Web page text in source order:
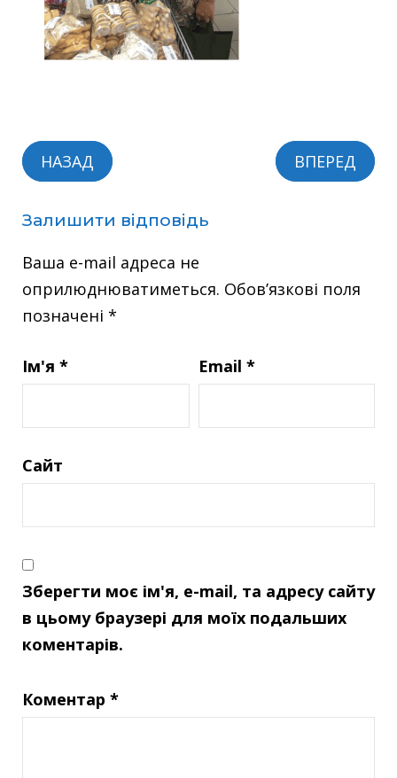
НАЗАД ВПЕРЕД
Залишити відповідь
Ваша e-mail адреса не
оприлюднюватиметься. Обов’язкові поля
позначені *
Ім'я * Email *
Сайт
Зберегти моє ім'я, e-mail, та адресу сайту
в цьому браузері для моїх подальших
коментарів.
Коментар *